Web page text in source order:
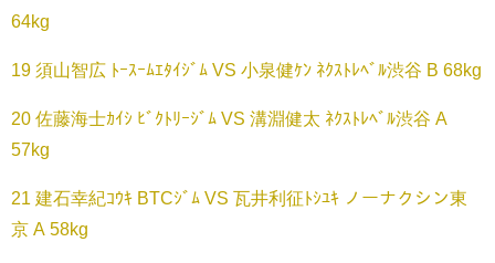
64kg
19 須山智広 ﾄｰｽｰﾑｴﾀｲｼﾞﾑ VS 小泉健ｹﾝ ﾈｸｽﾄﾚﾍﾞﾙ渋谷 B 68kg
20 佐藤海士ｶｲｼ ﾋﾞｸﾄﾘｰｼﾞﾑ VS 溝淵健太 ﾈｸｽﾄﾚﾍﾞﾙ渋谷 A
57kg
21 建石幸紀ｺｳｷ BTCｼﾞﾑ VS 瓦井利征ﾄｼﾕｷ ノーナクシン東
京 A 58kg